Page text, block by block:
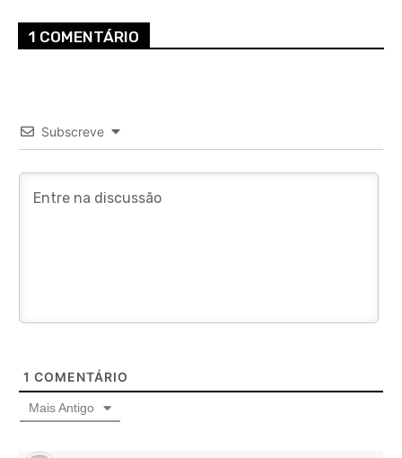
1 COMENTÁRIO
Subscreve
1 COMENTÁRIO
Mais Antigo